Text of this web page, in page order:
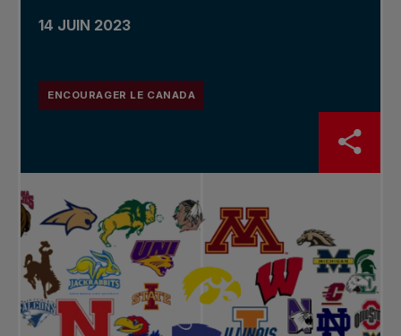
14 JUIN 2023
ENCOURAGER LE CANADA